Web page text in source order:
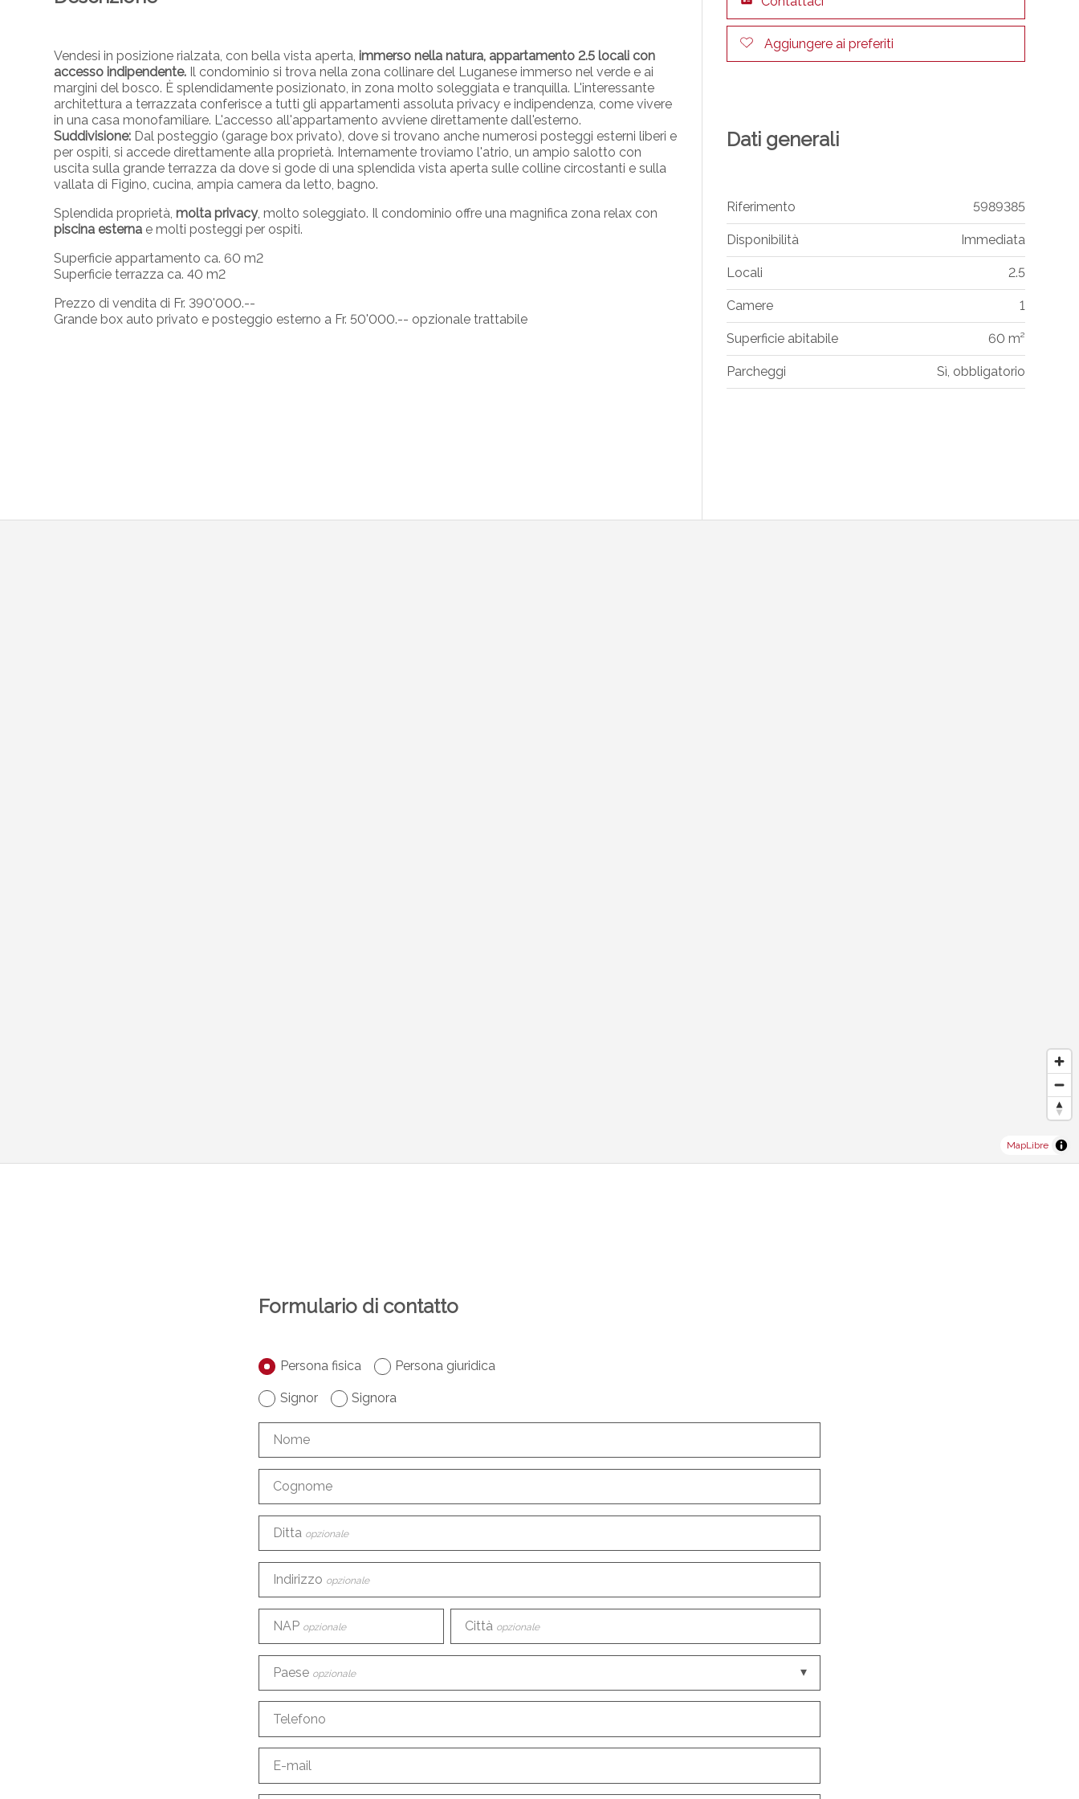
Vendesi in posizione rialzata, con bella vista aperta, immerso nella natura, appartamento 2.5 locali con
accesso indipendente. Il condominio si trova nella zona collinare del Luganese immerso nel verde e ai
margini del bosco. È splendidamente posizionato, in zona molto soleggiata e tranquilla. L'interessante
architettura a terrazzata conferisce a tutti gli appartamenti assoluta privacy e indipendenza, come vivere
in una casa monofamiliare. L'accesso all'appartamento avviene direttamente dall'esterno.
Suddivisione: Dal posteggio (garage box privato), dove si trovano anche numerosi posteggi esterni liberi e
per ospiti, si accede direttamente alla proprietà. Internamente troviamo l'atrio, un ampio salotto con
uscita sulla grande terrazza da dove si gode di una splendida vista aperta sulle colline circostanti e sulla
vallata di Figino, cucina, ampia camera da letto, bagno.
Splendida proprietà,molta privacy, molto soleggiato. Il condominio offre una magnifica zona relax con
piscina esterna e molti posteggi per ospiti.
Superficie appartamento ca. 60 m2
Superficie terrazza ca. 40 m2
Prezzo di vendita di Fr. 390'000.--
Grande box auto privato e posteggio esterno a Fr. 50'000.-- opzionale trattabile
Aggiungere ai preferiti
Dati generali
Riferimento 5989385
Disponibilità Immediata
Locali 2.5
Camere 1
Superficie abitabile 60 m²
Parcheggi Sì, obbligatorio
MapLibre
Formulario di contatto
Persona fisica Persona giuridica
Signor Signora
Nome
Cognome
Ditta opzionale
Indirizzo opzionale
NAP opzionale Città opzionale
Paese opzionale
Telefono
E-mail